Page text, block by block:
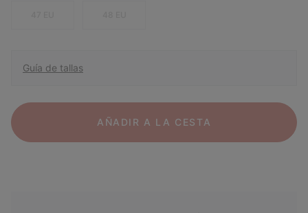
Guía de tallas
AÑADIR A LA CESTA